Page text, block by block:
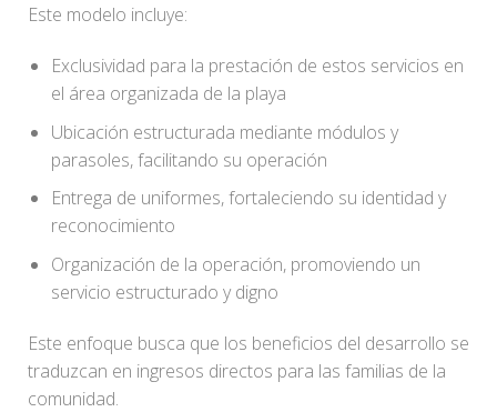
Este modelo incluye:
Exclusividad para la prestación de estos servicios en
el área organizada de la playa
Ubicación estructurada mediante módulos y
parasoles, facilitando su operación
Entrega de uniformes, fortaleciendo su identidad y
reconocimiento
Organización de la operación, promoviendo un
servicio estructurado y digno
Este enfoque busca que los beneficios del desarrollo se
traduzcan en ingresos directos para las familias de la
comunidad.